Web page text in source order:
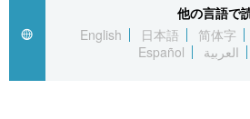
文化
科学・技術
他の言語で
English
日本語 简体字
Español
العربية